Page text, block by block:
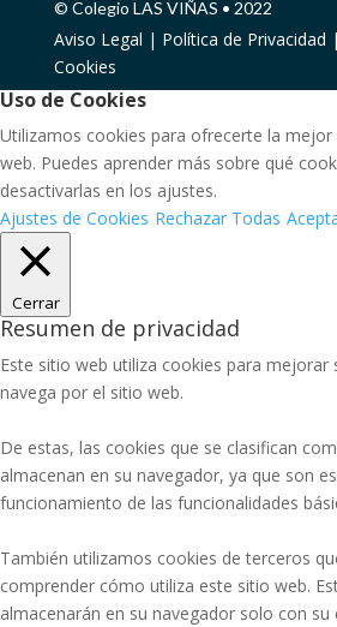
© Colegio LAS VIÑAS • 2022
Aviso Legal | Política de Privacidad |
Cookies
Uso de Cookies
Utilizamos cookies para ofrecerte la mejor
web. Puedes aprender más sobre qué
desactivarlas en los ajustes.
Ajustes de Cookies Rechazar Todas
Cerrar
Resumen de privacidad
Este sitio web utiliza cookies para mejorar
navega por el sitio web.
De estas, las cookies que se clasifican
almacenan en su navegador, ya que son
funcionamiento de las funcionalidades
También utilizamos cookies de terceros
comprender cómo utiliza este sitio web.
almacenarán en su navegador solo con